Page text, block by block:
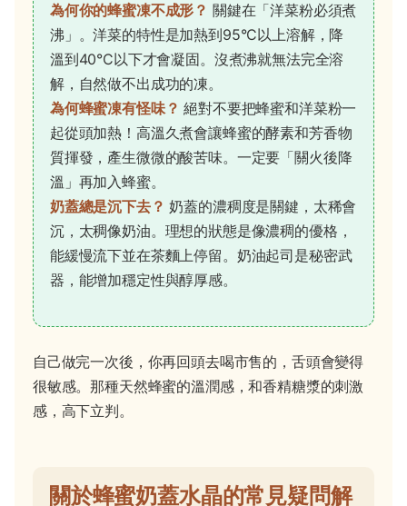
為何你的蜂蜜凍不成形？ 關鍵在「洋菜粉必須煮
沸」。洋菜的特性是加熱到95°C以上溶解，降
溫到40°C以下才會凝固。沒煮沸就無法完全溶
解，自然做不出成功的凍。
為何蜂蜜凍有怪味？ 絕對不要把蜂蜜和洋菜粉一
起從頭加熱！高溫久煮會讓蜂蜜的酵素和芳香物
質揮發，產生微微的酸苦味。一定要「關火後降
溫」再加入蜂蜜。
奶蓋總是沉下去？ 奶蓋的濃稠度是關鍵，太稀會
沉，太稠像奶油。理想的狀態是像濃稠的優格，
能緩慢流下並在茶麵上停留。奶油起司是秘密武
器，能增加穩定性與醇厚感。
自己做完一次後，你再回頭去喝市售的，舌頭會變得
很敏感。那種天然蜂蜜的溫潤感，和香精糖漿的刺激
感，高下立判。
關於蜂蜜奶蓋水晶的常見疑問解